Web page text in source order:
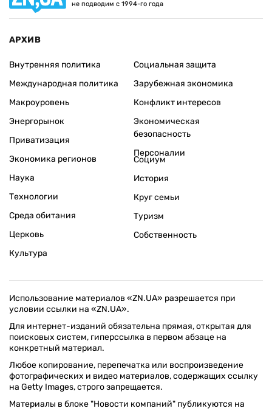
не подводим с 1994-го года
АРХИВ
Внутренняя политика
Международная политика
Макроуровень
Энергорынок
Приватизация
Экономика регионов
Социальная защита
Зарубежная экономика
Конфликт интересов
Экономическая
безопасность
Персоналии
Наука
Технологии
Среда обитания
Церковь
Культура
Социум
История
Круг семьи
Туризм
Собственность
Использование материалов «ZN.UA» разрешается при
условии ссылки на «ZN.UA».
Для интернет-изданий обязательна прямая, открытая для
поисковых систем, гиперссылка в первом абзаце на
конкретный материал.
Любое копирование, перепечатка или воспроизведение
фотографических и видео материалов, содержащих ссылку
на Getty Images, строго запрещается.
Материалы в блоке "Новости компаний" публикуются на